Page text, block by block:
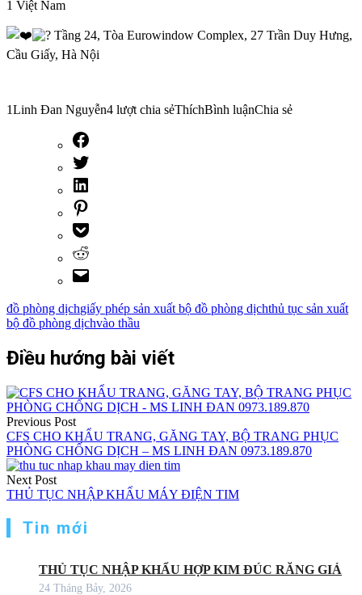
1 Việt Nam
Tầng 24, Tòa Eurowindow Complex, 27 Trần Duy Hưng,
Cầu Giấy, Hà Nội
1Linh Đan Nguyễn4 lượt chia sẻThíchBình luậnChia sẻ
đồ phòng dịchgiấy phép sản xuất bộ đồ phòng dịchthủ tục sản xuất
bộ đồ phòng dịchvào thầu
Điều hướng bài viết
Previous Post
CFS CHO KHẨU TRANG, GĂNG TAY, BỘ TRANG PHỤC
PHÒNG CHỐNG DỊCH – MS LINH ĐAN 0973.189.870
Next Post
THỦ TỤC NHẬP KHẨU MÁY ĐIỆN TIM
Tin mới
THỦ TỤC NHẬP KHẨU HỢP KIM ĐÚC RĂNG GIẢ
24 Tháng Bảy, 2026